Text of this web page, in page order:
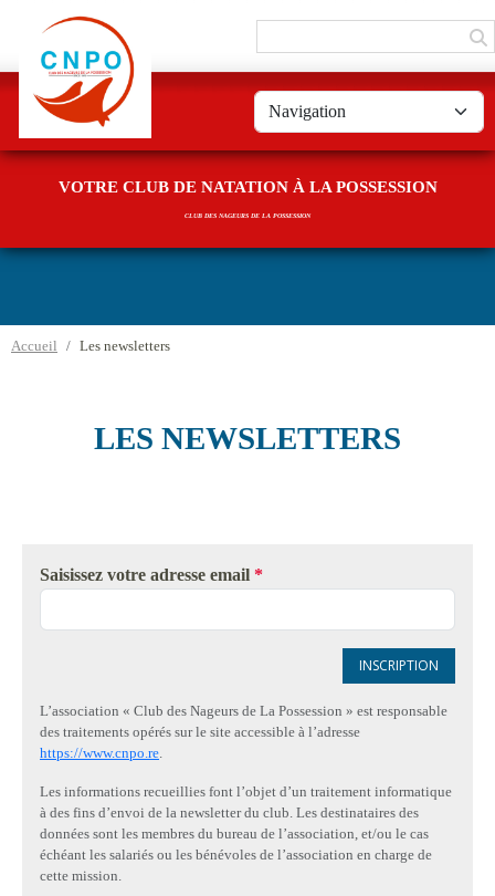
VOTRE CLUB DE NATATION À LA POSSESSION
CLUB DES NAGEURS DE LA POSSESSION
Accueil Les newsletters
LES NEWSLETTERS
Saisissez votre adresse email *
INSCRIPTION
L’association « Club des Nageurs de La Possession » est responsable
des traitements opérés sur le site accessible à l’adresse
https://www.cnpo.re.
Les informations recueillies font l’objet d’un traitement informatique
à des fins d’envoi de la newsletter du club. Les destinataires des
données sont les membres du bureau de l’association, et/ou le cas
échéant les salariés ou les bénévoles de l’association en charge de
cette mission.
Panneau de gestion des cookies